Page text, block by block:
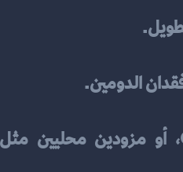
الدومين.